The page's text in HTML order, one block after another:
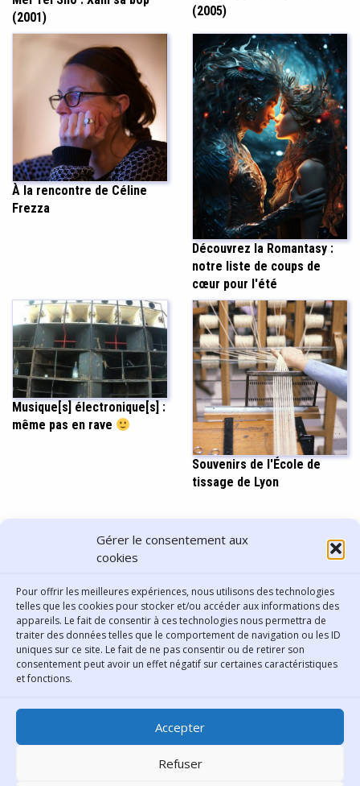
Gérer le consentement aux
cookies
Pour offrir les meilleures expériences, nous utilisons des technologies
telles que les cookies pour stocker et/ou accéder aux informations des
appareils. Le fait de consentir à ces technologies nous permettra de
traiter des données telles que le comportement de navigation ou les ID
uniques sur ce site. Le fait de ne pas consentir ou de retirer son
consentement peut avoir un effet négatif sur certaines caractéristiques
et fonctions.
Accepter
Refuser
(2001)
(2005)
À la rencontre de Céline
Frezza
Découvrez la Romantasy :
notre liste de coups de
cœur pour l'été
Musique[s] électronique[s] :
même pas en rave
Souvenirs de l'École de
tissage de Lyon
PARTAGER CET ARTICLE
Bibliothèque municipale de
Lyon
30 Boulevard Vivier-Merle